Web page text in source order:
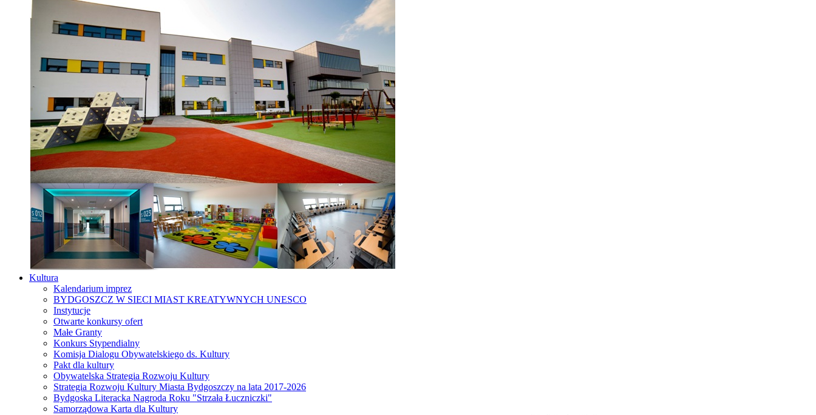
Kultura
Kalendarium imprez
BYDGOSZCZ W SIECI MIAST KREATYWNYCH UNESCO
Instytucje
Otwarte konkursy ofert
Małe Granty
Konkurs Stypendialny
Komisja Dialogu Obywatelskiego ds. Kultury
Pakt dla kultury
Obywatelska Strategia Rozwoju Kultury
Strategia Rozwoju Kultury Miasta Bydgoszczy na lata 2017-2026
Bydgoska Literacka Nagroda Roku "Strzała Łuczniczki"
Samorządowa Karta dla Kultury